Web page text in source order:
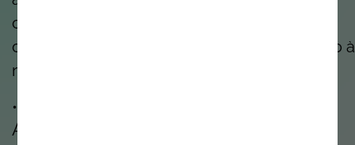
compromisso de fazer melhor, pelos nossos
clientes, pelos nossos colegas e pelo mundo à
nossa volta.
• • •
A Noesis é o lugar certo para ti?